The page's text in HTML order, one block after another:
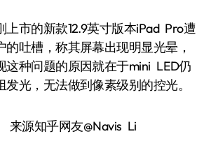
市的新款12.9英寸版本iPad Pro遭
的吐槽，称其屏幕出现明显光晕，
这种问题的原因就在于mini LED仍
发光，无法做到像素级别的控光。
源知乎网友@Navis Li